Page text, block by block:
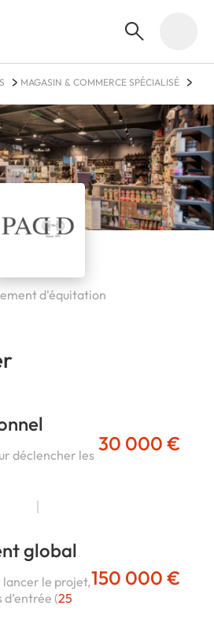
MAGASIN & COMMERCE SPÉCIALISÉ
d'équitation
déclencher les
30 000 €
global
le projet,
(25
150 000 €